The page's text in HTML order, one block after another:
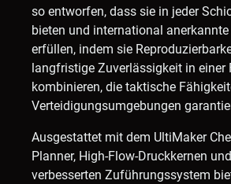
so entworfen, dass sie in jeder
bieten und international
erfüllen, indem sie
langfristige Zuverlässigkeit in einer
kombinieren, die taktische
Verteidigungsumgebungen
Ausgestattet mit dem UltiMaker
Planner, High-Flow-Druckkernen
verbesserten Zuführungssystem